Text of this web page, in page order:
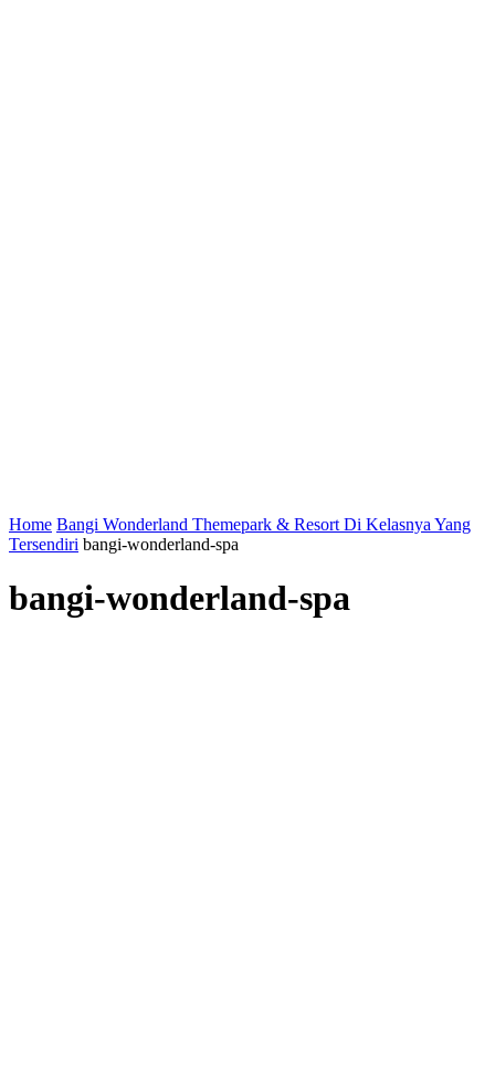
Home Bangi Wonderland Themepark & Resort Di Kelasnya Yang
Tersendiri bangi-wonderland-spa
bangi-wonderland-spa